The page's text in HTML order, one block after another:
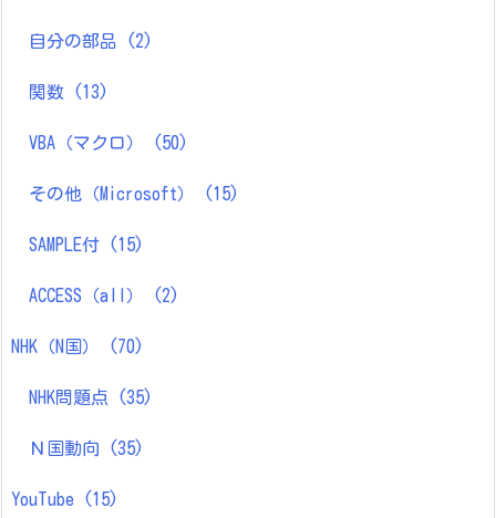
自分の部品 (2)
関数 (13)
VBA（マクロ） (50)
その他（Microsoft） (15)
SAMPLE付 (15)
ACCESS（all） (2)
NHK（N国） (70)
NHK問題点 (35)
Ｎ国動向 (35)
YouTube (15)